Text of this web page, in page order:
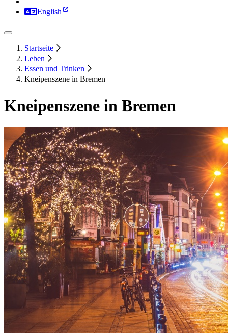
English
Startseite
Leben
Essen und Trinken
Kneipenszene in Bremen
Kneipenszene in Bremen